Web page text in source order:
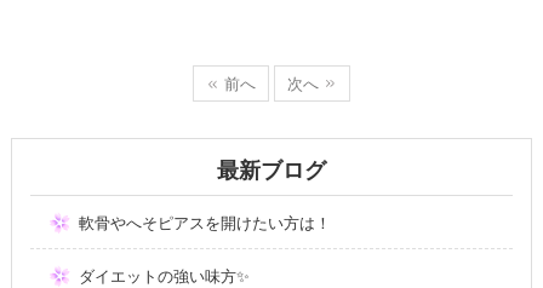
前へ 次へ
最新ブログ
軟骨やへそピアスを開けたい方は！
ダイエットの強い味方✨